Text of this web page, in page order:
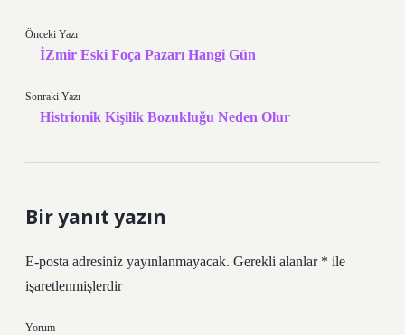
Önceki Yazı
İZmir Eski Foça Pazarı Hangi Gün
Sonraki Yazı
Histrionik Kişilik Bozukluğu Neden Olur
Bir yanıt yazın
E-posta adresiniz yayınlanmayacak. Gerekli alanlar * ile
işaretlenmişlerdir
Yorum